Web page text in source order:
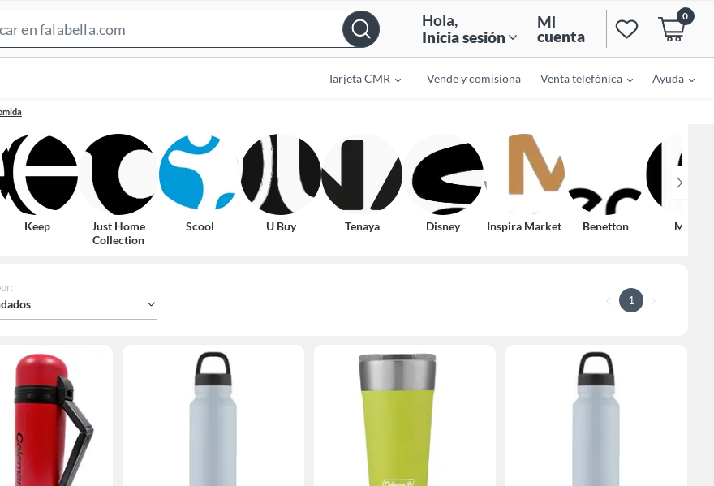
Bar
Hola,
Inicia sesión
Mi
cuenta
0
Tarjeta CMR Vende y comisiona Venta telefónica Ayuda
Keep
Just Home
Collection
Scool U Buy Tenaya Disney Inspira Market Benetton Mica
:
1